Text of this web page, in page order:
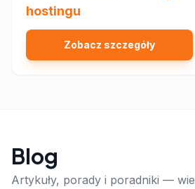
hostingu
Zobacz szczegóły
Blog
Artykuły, porady i poradniki —